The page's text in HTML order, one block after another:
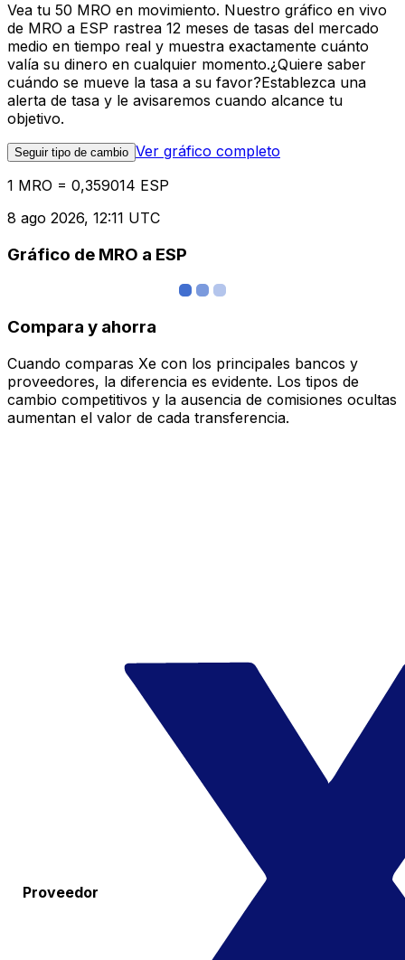
Vea tu 50 MRO en movimiento. Nuestro gráfico en vivo
de MRO a ESP rastrea 12 meses de tasas del mercado
medio en tiempo real y muestra exactamente cuánto
valía su dinero en cualquier momento.¿Quiere saber
cuándo se mueve la tasa a su favor?Establezca una
alerta de tasa y le avisaremos cuando alcance tu
objetivo.
Seguir tipo de cambio Ver gráfico completo
1 MRO = 0,359014 ESP
8 ago 2026, 12:11 UTC
Gráfico de MRO a ESP
Compara y ahorra
Cuando comparas Xe con los principales bancos y
proveedores, la diferencia es evidente. Los tipos de
cambio competitivos y la ausencia de comisiones ocultas
aumentan el valor de cada transferencia.
Proveedor